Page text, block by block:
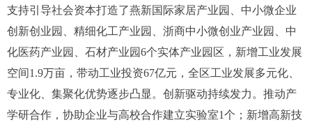
支持引导社会资本打造了燕新国际家居产业园、中小微企业
创新创业园、精细化工产业园、浙商中小微创业产业园、中
化医药产业园、石材产业园6个实体产业园区，新增工业发展
空间1.9万亩，带动工业投资67亿元，全区工业发展多元化、
专业化、集聚化优势逐步凸显。创新驱动持续发力。推动产
学研合作，协助企业与高校合作建立实验室1个；新增高新技